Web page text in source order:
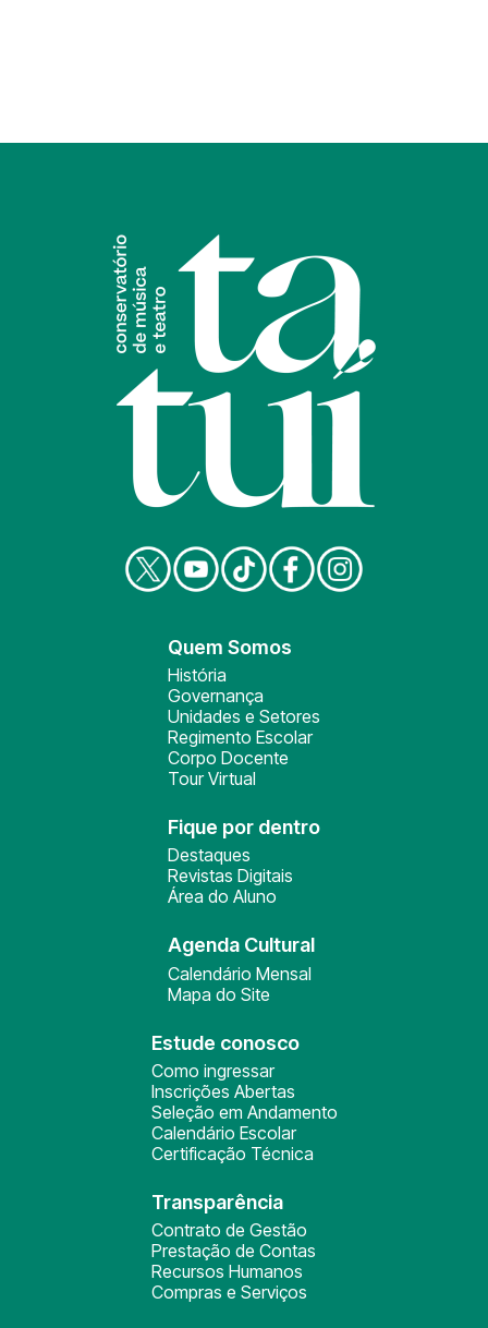
Quem Somos
História
Governança
Unidades e Setores
Regimento Escolar
Corpo Docente
Tour Virtual
Fique por dentro
Destaques
Revistas Digitais
Área do Aluno
Agenda Cultural
Calendário Mensal
Mapa do Site
Estude conosco
Como ingressar
Inscrições Abertas
Seleção em Andamento
Calendário Escolar
Certificação Técnica
Transparência
Contrato de Gestão
Prestação de Contas
Recursos Humanos
Compras e Serviços